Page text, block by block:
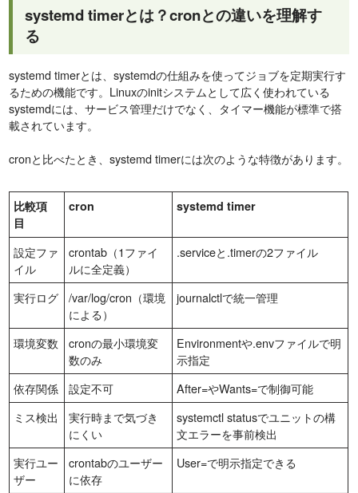
systemd timerとは？cronとの違いを理解す
る
systemd timerとは、systemdの仕組みを使ってジョブを定期実行す
るための機能です。Linuxのinitシステムとして広く使われている
systemdには、サービス管理だけでなく、タイマー機能が標準で搭
載されています。
cronと比べたとき、systemd timerには次のような特徴があります。
比較項
目
cron systemd timer
設定ファ
イル
crontab（1ファイ
ルに全定義）
.serviceと.timerの2ファイル
実行ログ
/var/log/cron（環境
による）
journalctlで統一管理
環境変数
cronの最小環境変
数のみ
Environmentや.envファイルで明
示指定
依存関係
設定不可
After=やWants=で制御可能
ミス検出
実行時まで気づき
にくい
systemctl statusでユニットの構
文エラーを事前検出
実行ユー
ザー
crontabのユーザー
に依存
User=で明示指定できる